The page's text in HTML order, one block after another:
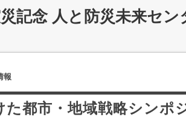
記念 人と防災未来セ
報
た都市・地域戦略シンポ